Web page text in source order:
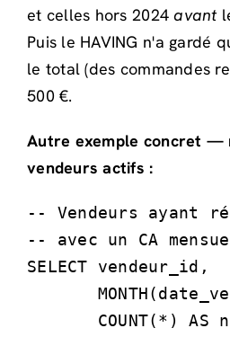
et celles hors 2024avant
Puis le HAVING n'a gardé
le total (des commandes
500 €.
Autre exemple concret —
vendeurs actifs :
-- Vendeurs ayant
-- avec un CA
SELECT vendeur_id,
COUNT(*) AS